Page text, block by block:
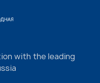
with the leading